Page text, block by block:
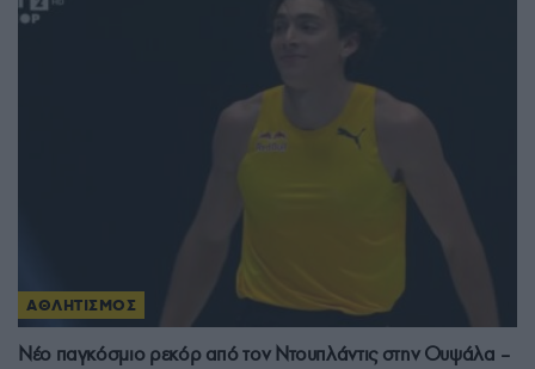
ΑΘΛΗΤΙΣΜΟΣ
Νέο παγκόσμιο ρεκόρ από τον Ντουπλάντις στην Ουψάλα –